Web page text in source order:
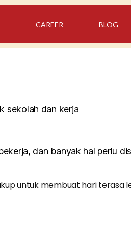
CAREER BLOG
dan banyak hal perlu
untuk membuat hari terasa